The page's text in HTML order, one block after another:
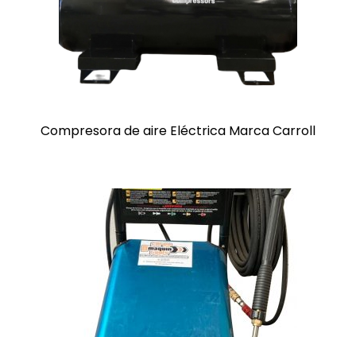
Compresora de aire Eléctrica Marca Carroll